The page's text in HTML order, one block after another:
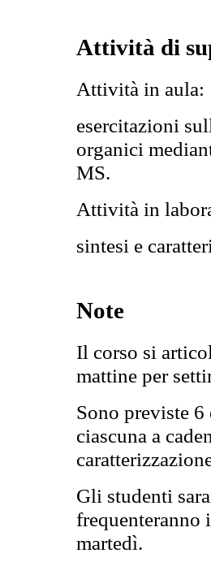
Attività di
Attività in aula:
esercitazioni
organici
MS.
Attività in
sintesi e
Note
Il corso si
mattine per
Sono previste
ciascuna a
Gli studenti
martedì.